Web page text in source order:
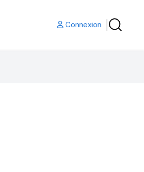
Connexion